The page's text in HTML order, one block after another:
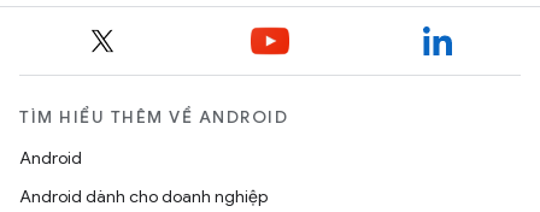
TÌM HIỂU THÊM VỀ ANDROID
Android
Android dành cho doanh nghiệp